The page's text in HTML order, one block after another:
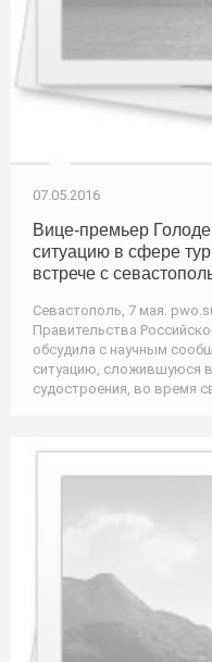
07.05.2016
Вице-премьер
ситуацию в сфере
встрече с
Севастополь, 7 мая.
Правительства
обсудила с научным
ситуацию, сложившуюся
судостроения, во время